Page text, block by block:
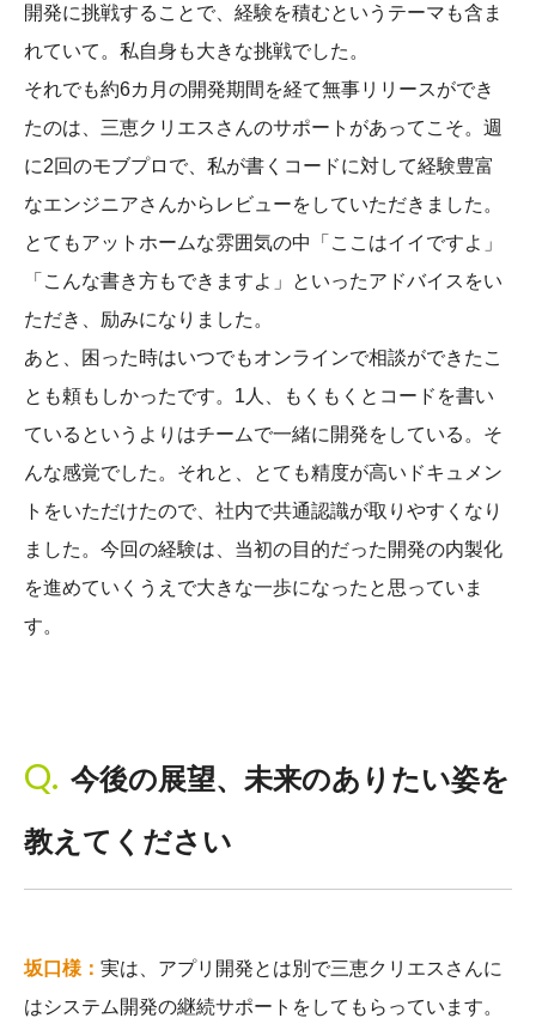
開発に挑戦することで、経験を積むというテーマも含ま
れていて。私自身も大きな挑戦でした。
それでも約6カ月の開発期間を経て無事リリースができ
たのは、三恵クリエスさんのサポートがあってこそ。週
に2回のモブプロで、私が書くコードに対して経験豊富
なエンジニアさんからレビューをしていただきました。
とてもアットホームな雰囲気の中「ここはイイですよ」
「こんな書き方もできますよ」といったアドバイスをい
ただき、励みになりました。
あと、困った時はいつでもオンラインで相談ができたこ
とも頼もしかったです。1人、もくもくとコードを書い
ているというよりはチームで一緒に開発をしている。そ
んな感覚でした。それと、とても精度が高いドキュメン
トをいただけたので、社内で共通認識が取りやすくなり
ました。今回の経験は、当初の目的だった開発の内製化
を進めていくうえで大きな一歩になったと思っていま
す。
今後の展望、未来のありたい姿を
教えてください
坂口様： 実は、アプリ開発とは別で三恵クリエスさんに
はシステム開発の継続サポートをしてもらっています。